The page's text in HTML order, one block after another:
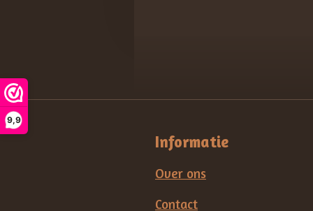
9,9
Informatie
Over ons
Contact